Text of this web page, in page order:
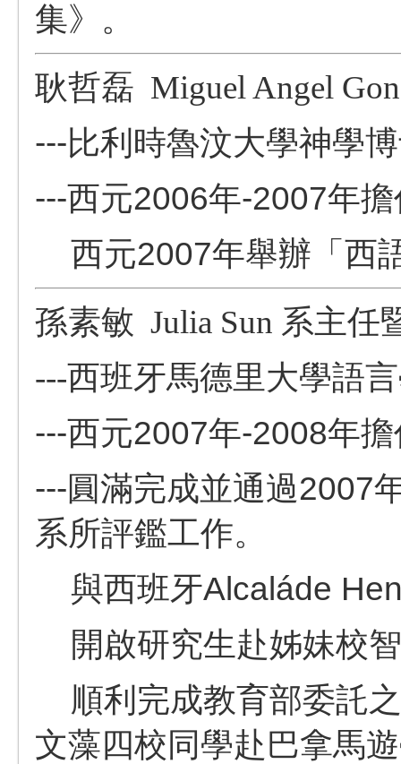
集》。
耿哲磊 Miguel Angel
---比利時魯汶大學神學
---西元2006年-2007年
西元2007年舉辦「西
孫素敏 Julia Sun 系主任
---西班牙馬德里大學語
---西元2007年-2008年
---圓滿完成並通過2007
系所評鑑工作。
與西班牙Alcaláde
開啟研究生赴姊妹校
順利完成教育部委託
文藻四校同學赴巴拿馬